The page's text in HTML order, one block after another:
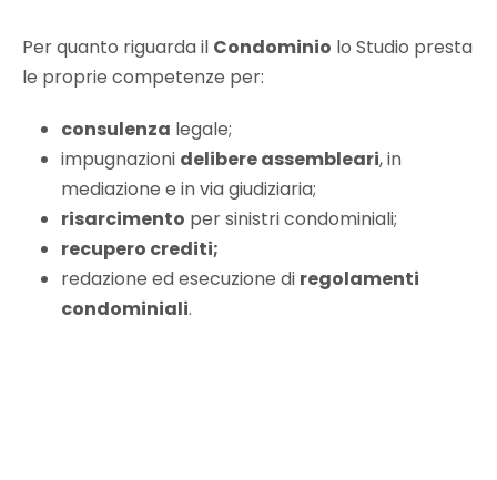
Per quanto riguarda il Condominio lo Studio presta
le proprie competenze per:
consulenza legale;
impugnazioni delibere assembleari, in
mediazione e in via giudiziaria;
risarcimento per sinistri condominiali;
recupero crediti;
redazione ed esecuzione di regolamenti
condominiali.